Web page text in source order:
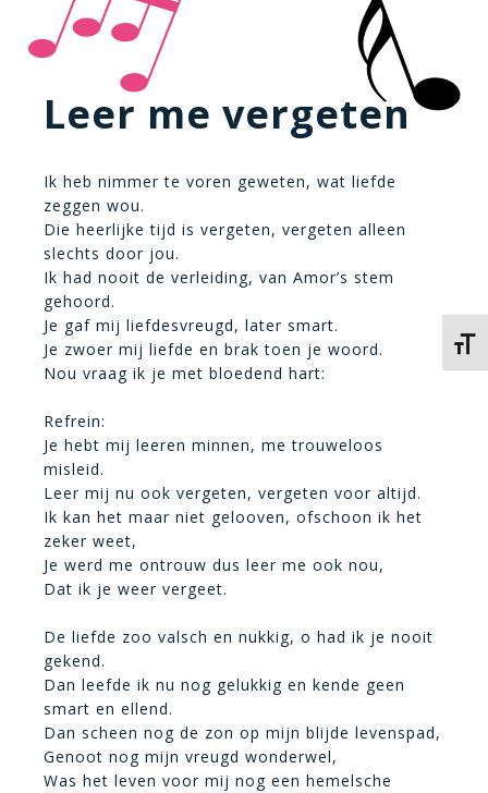
Leer me vergeten
Ik heb nimmer te voren geweten, wat liefde
zeggen wou.
Die heerlijke tijd is vergeten, vergeten alleen
slechts door jou.
Ik had nooit de verleiding, van Amor’s stem
gehoord.
Je gaf mij liefdesvreugd, later smart.
Je zwoer mij liefde en brak toen je woord.
Nou vraag ik je met bloedend hart:
Refrein:
Je hebt mij leeren minnen, me trouweloos
misleid.
Leer mij nu ook vergeten, vergeten voor altijd.
Ik kan het maar niet gelooven, ofschoon ik het
zeker weet,
Je werd me ontrouw dus leer me ook nou,
Dat ik je weer vergeet.
De liefde zoo valsch en nukkig, o had ik je nooit
gekend.
Dan leefde ik nu nog gelukkig en kende geen
smart en ellend.
Dan scheen nog de zon op mijn blijde levenspad,
Genoot nog mijn vreugd wonderwel,
Was het leven voor mij nog een hemelsche